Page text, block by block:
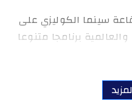
سينما الكوليزي على
برنامجا متنوعا